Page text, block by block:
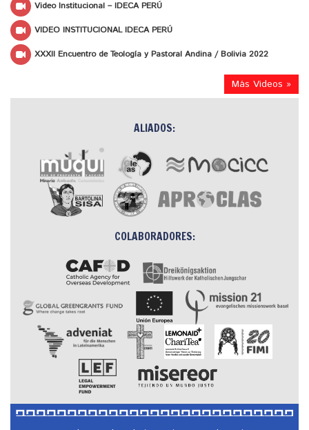
Video Institucional – IDECA PERÚ
VIDEO INSTITUCIONAL IDECA PERÚ
XXXII Encuentro de Teología y Pastoral Andina / Bolivia 2022
Más Videos »
ALIADOS:
COLABORADORES: